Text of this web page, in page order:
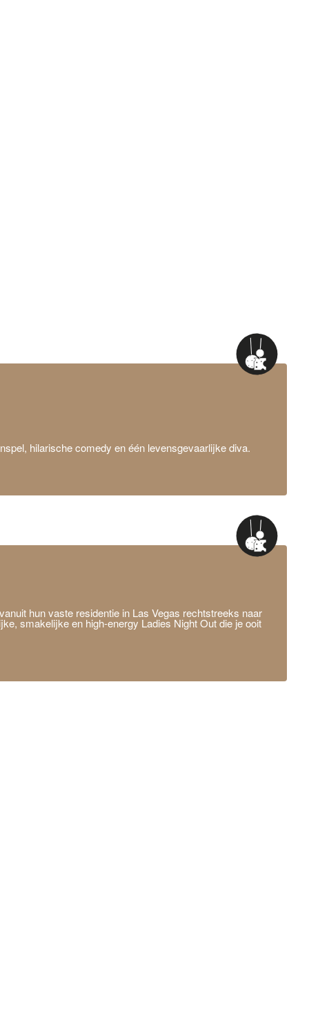
hilarische comedy en één levensgevaarlijke diva.
hun vaste residentie in Las Vegas rechtstreeks naar
smakelijke en high-energy Ladies Night Out die je ooit